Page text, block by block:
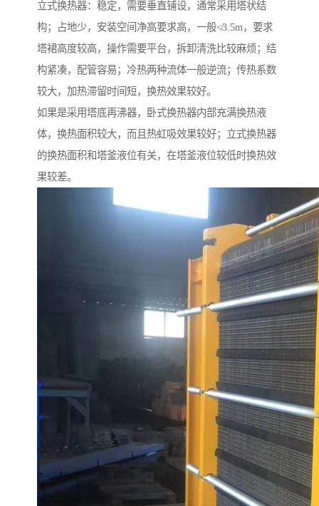
立式换热器：稳定，需要垂直铺设，通常采用塔状结
构；占地少，安装空间净高要求高，一般≮3.5m，要求
塔裙高度较高，操作需要平台，拆卸清洗比较麻烦；结
构紧凑，配管容易；冷热两种流体一般逆流；传热系数
较大，加热滞留时间短，换热效果较好。
如果是采用塔底再沸器，卧式换热器内部充满换热液
体，换热面积较大，而且热虹吸效果较好；立式换热器
的换热面积和塔釜液位有关，在塔釜液位较低时换热效
果较差。